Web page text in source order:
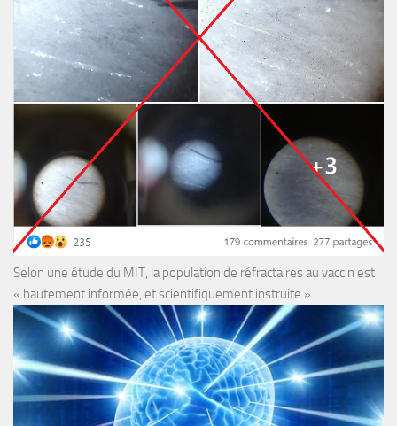
Selon une étude du MIT, la population de réfractaires au vaccin est
« hautement informée, et scientifiquement instruite »